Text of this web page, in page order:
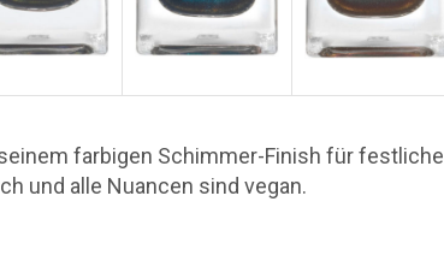
farbigen Schimmer-Finish für festliche
und alle Nuancen sind vegan.